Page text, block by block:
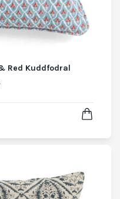
Red Kuddfodral